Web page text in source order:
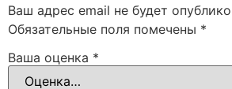
Ваш адрес email не будет
Обязательные поля помечены *
Ваша оценка *